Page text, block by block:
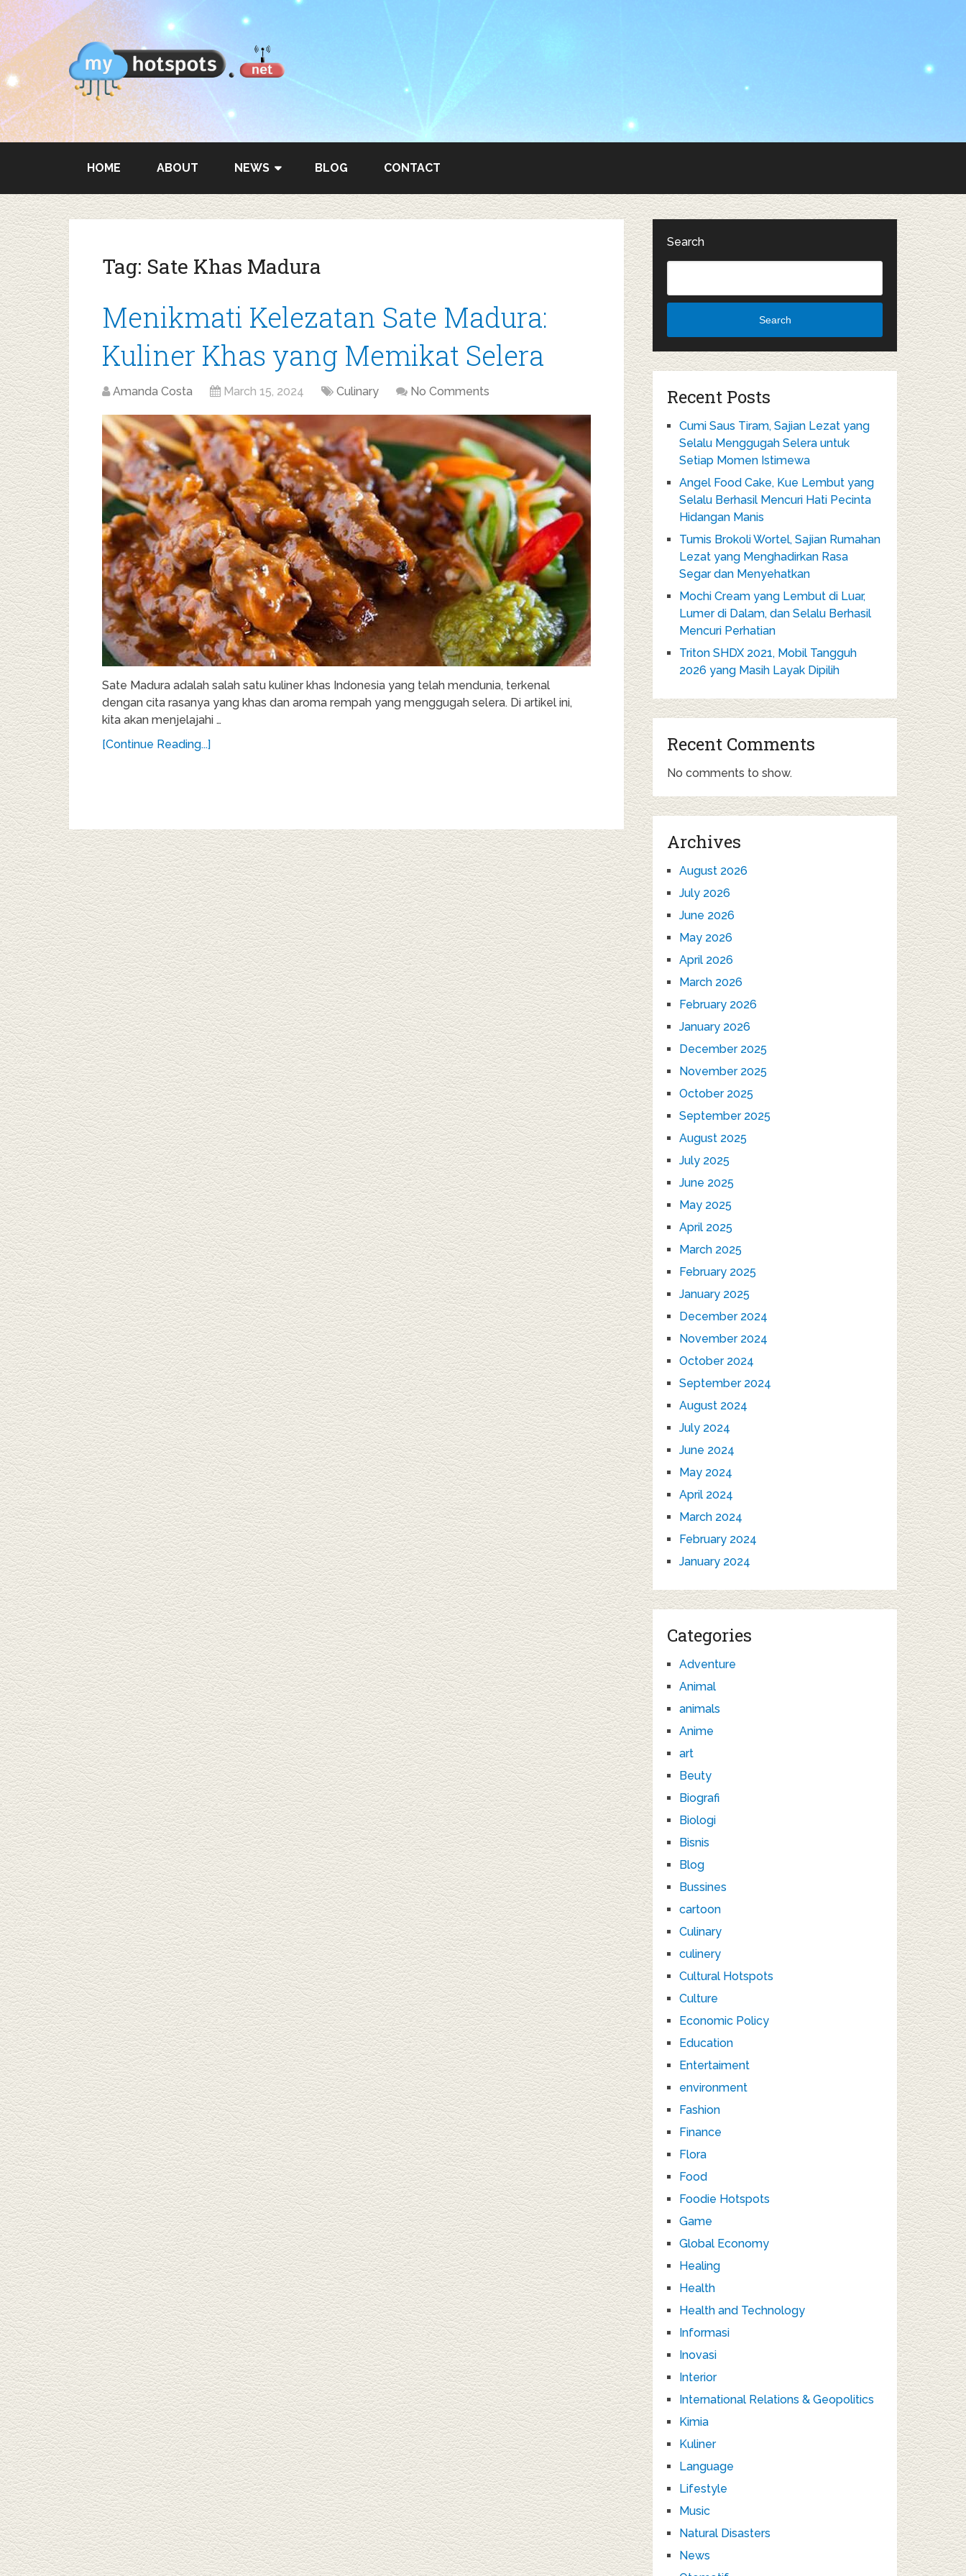
HOME ABOUT NEWS BLOG CONTACT
Tag: Sate Khas Madura
Menikmati Kelezatan Sate Madura:
Kuliner Khas yang Memikat Selera
Amanda Costa March 15, 2024 Culinary No Comments
Sate Madura adalah salah satu kuliner khas Indonesia yang telah mendunia, terkenal
dengan cita rasanya yang khas dan aroma rempah yang menggugah selera. Di artikel ini,
kita akan menjelajahi …
[Continue Reading...]
Search
Search
Recent Posts
Cumi Saus Tiram, Sajian Lezat yang
Selalu Menggugah Selera untuk
Setiap Momen Istimewa
Angel Food Cake, Kue Lembut yang
Selalu Berhasil Mencuri Hati Pecinta
Hidangan Manis
Tumis Brokoli Wortel, Sajian Rumahan
Lezat yang Menghadirkan Rasa
Segar dan Menyehatkan
Mochi Cream yang Lembut di Luar,
Lumer di Dalam, dan Selalu Berhasil
Mencuri Perhatian
Triton SHDX 2021, Mobil Tangguh
2026 yang Masih Layak Dipilih
Recent Comments
No comments to show.
Archives
August 2026
July 2026
June 2026
May 2026
April 2026
March 2026
February 2026
January 2026
December 2025
November 2025
October 2025
September 2025
August 2025
July 2025
June 2025
May 2025
April 2025
March 2025
February 2025
January 2025
December 2024
November 2024
October 2024
September 2024
August 2024
July 2024
June 2024
May 2024
April 2024
March 2024
February 2024
January 2024
Categories
Adventure
Animal
animals
Anime
art
Beuty
Biografi
Biologi
Bisnis
Blog
Bussines
cartoon
Culinary
culinery
Cultural Hotspots
Culture
Economic Policy
Education
Entertaiment
environment
Fashion
Finance
Flora
Food
Foodie Hotspots
Game
Global Economy
Healing
Health
Health and Technology
Informasi
Inovasi
Interior
International Relations & Geopolitics
Kimia
Kuliner
Language
Lifestyle
Music
Natural Disasters
News